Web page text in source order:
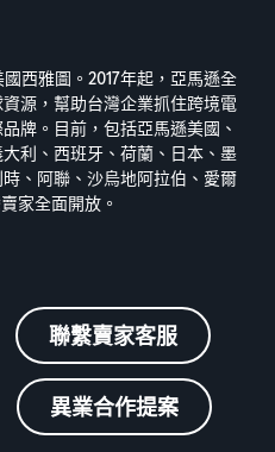
西雅圖。2017年起，亞馬遜全
源，幫助台灣企業抓住跨境電
牌。目前，包括亞馬遜美國、
利、西班牙、荷蘭、日本、墨
、阿聯、沙烏地阿拉伯、愛爾
家全面開放。
聯繫賣家客服
異業合作提案